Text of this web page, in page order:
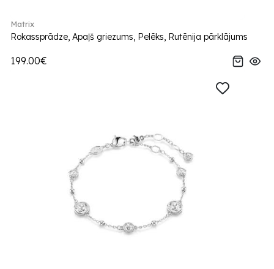
Matrix
Rokassprādze, Apaļš griezums, Pelēks, Rutēnija pārklājums
199.00€